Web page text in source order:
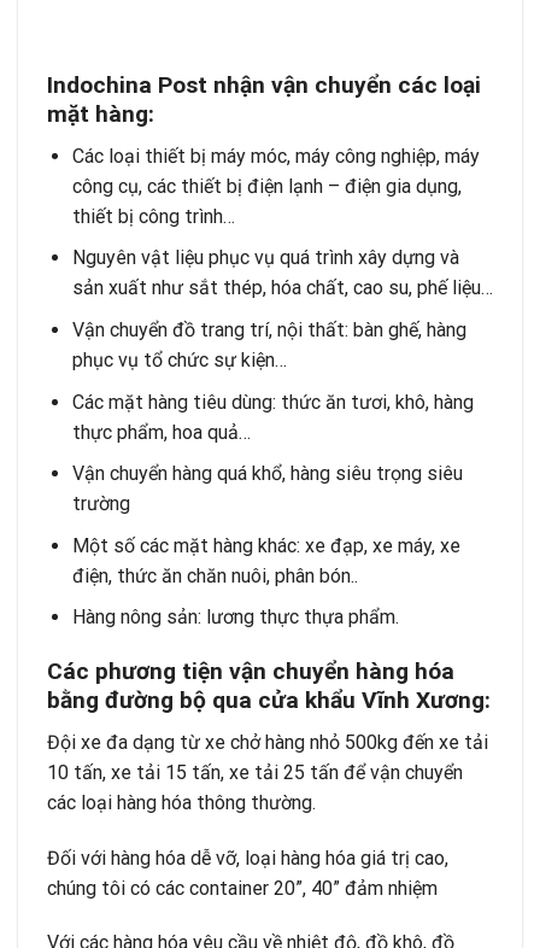
Indochina Post nhận vận chuyển các loại
mặt hàng:
Các loại thiết bị máy móc, máy công nghiệp, máy
công cụ, các thiết bị điện lạnh – điện gia dụng,
thiết bị công trình…
Nguyên vật liệu phục vụ quá trình xây dựng và
sản xuất như sắt thép, hóa chất, cao su, phế liệu…
Vận chuyển đồ trang trí, nội thất: bàn ghế, hàng
phục vụ tổ chức sự kiện…
Các mặt hàng tiêu dùng: thức ăn tươi, khô, hàng
thực phẩm, hoa quả…
Vận chuyển hàng quá khổ, hàng siêu trọng siêu
trường
Một số các mặt hàng khác: xe đạp, xe máy, xe
điện, thức ăn chăn nuôi, phân bón..
Hàng nông sản: lương thực thựa phẩm.
Các phương tiện vận chuyển hàng hóa
bằng đường bộ qua cửa khẩu Vĩnh Xương:
Đội xe đa dạng từ xe chở hàng nhỏ 500kg đến xe tải
10 tấn, xe tải 15 tấn, xe tải 25 tấn để vận chuyển
các loại hàng hóa thông thường.
Đối với hàng hóa dễ vỡ, loại hàng hóa giá trị cao,
chúng tôi có các container 20”, 40” đảm nhiệm
Với các hàng hóa yêu cầu về nhiệt độ, đồ khô, đồ